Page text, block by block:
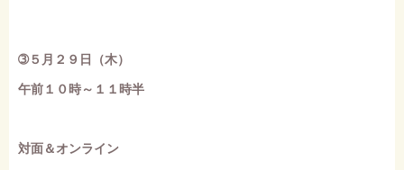
➂５月２９日（木）
午前１０時～１１時半
対面＆オンライン